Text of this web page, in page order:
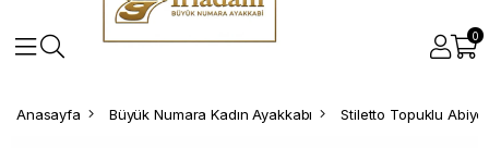
0
Anasayfa Büyük Numara Kadın Ayakkabı Stiletto Topuklu Abiye